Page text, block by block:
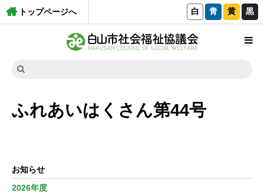
トップページへ 白 青 黄 黒
ふれあいはくさん第44号
お知らせ
2026年度